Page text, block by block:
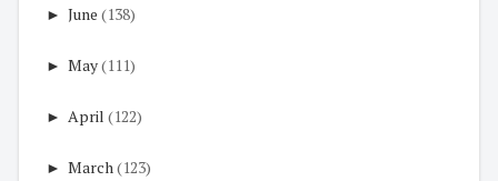
► June (138)
► May(111)
► April (122)
► March (123)